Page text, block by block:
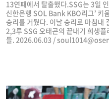
13연패에서 탈출했다.SSG는 3일
신한은행 SOL Bank KBO리그’ 키
승리를 거뒀다. 이날 승리로 마침내
2,3루 SSG 오태곤의 끝내기 희생
들. 2026.06.03 /